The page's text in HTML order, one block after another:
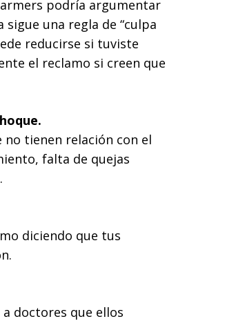
podría argumentar
una regla de “culpa
reducirse si tuviste
el reclamo si creen que
no tienen relación con el
falta de quejas
diciendo que tus
doctores que ellos